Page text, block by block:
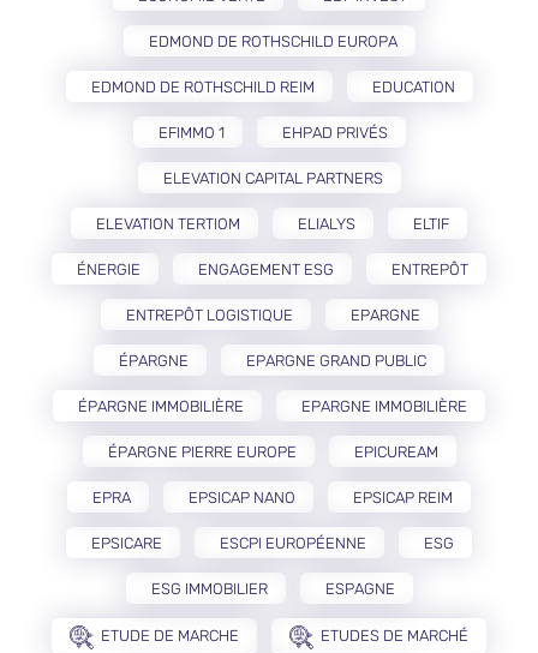
EDMOND DE ROTHSCHILD EUROPA
EDMOND DE ROTHSCHILD REIM EDUCATION
EFIMMO 1 EHPAD PRIVÉS
ELEVATION CAPITAL PARTNERS
ELEVATION TERTIOM ELIALYS ELTIF
ÉNERGIE ENGAGEMENT ESG ENTREPÔT
ENTREPÔT LOGISTIQUE EPARGNE
ÉPARGNE EPARGNE GRAND PUBLIC
ÉPARGNE IMMOBILIÈRE EPARGNE IMMOBILIÈRE
ÉPARGNE PIERRE EUROPE EPICUREAM
EPRA EPSICAP NANO EPSICAP REIM
EPSICARE ESCPI EUROPÉENNE ESG
ESG IMMOBILIER ESPAGNE
ETUDE DE MARCHE ETUDES DE MARCHÉ